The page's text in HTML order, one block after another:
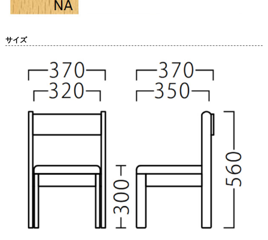
サイズ